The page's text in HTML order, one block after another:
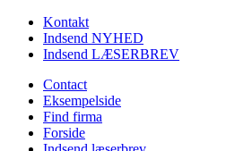
Kontakt
Indsend NYHED
Indsend LÆSERBREV
Contact
Eksempelside
Find firma
Forside